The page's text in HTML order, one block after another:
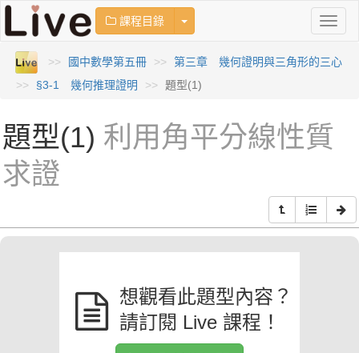
課程目錄 Toggle Dropdown
國中數學第五冊
第三章 幾何證明與三角形的三心
§3-1 幾何推理證明
題型(1)
題型(1) 利用角平分線性質
求證
想觀看此題型內容？
請訂閱 Live 課程！